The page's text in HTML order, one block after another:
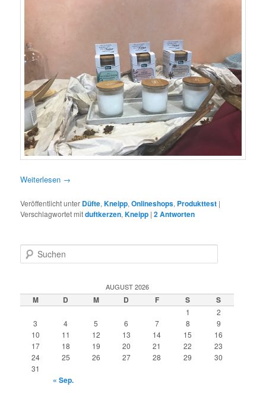
Weiterlesen →
Veröffentlicht unter Düfte,Kneipp,Onlineshops, Produkttest |
Verschlagwortet mitduftkerzen,Kneipp |2Antworten
u
e
n
AUGUST 2026
M D M D F S S
1
2
3
4 5 6 7 8
9
10
11 12 13 14 15
16
17
18 19 20 21 22
23
24
25 26 27 28 29
30
31
« Sep.